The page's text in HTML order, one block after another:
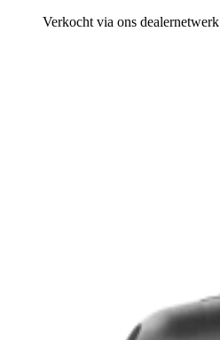
Verkocht via ons dealernetwerk